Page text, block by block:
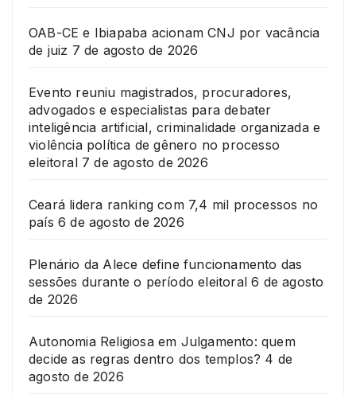
OAB-CE e Ibiapaba acionam CNJ por vacância
de juiz 7 de agosto de 2026
Evento reuniu magistrados, procuradores,
advogados e especialistas para debater
inteligência artificial, criminalidade organizada e
violência política de gênero no processo
eleitoral 7 de agosto de 2026
Ceará lidera ranking com 7,4 mil processos no
país 6 de agosto de 2026
Plenário da Alece define funcionamento das
sessões durante o período eleitoral 6 de agosto
de 2026
Autonomia Religiosa em Julgamento: quem
decide as regras dentro dos templos? 4 de
agosto de 2026